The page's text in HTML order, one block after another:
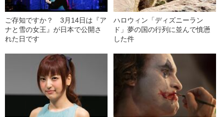
ご存知ですか？ 3月14日は『ア
ナと雪の女王』が日本で公開さ
れた日です
ハロウィン「ディズニーラン
ド」夢の国の行列に並んで憤懣
した件